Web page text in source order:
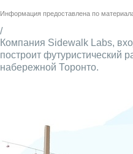
Информация предоставлена по
/
Компания Sidewalk Labs,
построит футуристический
набережной Торонто.